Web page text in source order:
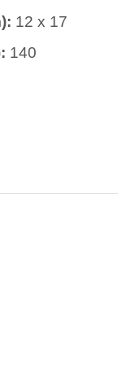
12 x 17
140